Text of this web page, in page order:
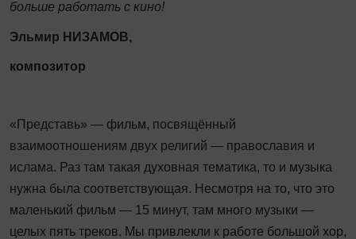
больше работать с кино!
Эльмир НИЗАМОВ,
композитор
«Представь» — фильм, посвящённый
взаимоотношениям двух религий — православия и
ислама. Раз там такая духовная тематика, то и музыка
нужна была соответствующая. Несмотря на то, что это
маленький фильм — 15 минут, там много музыки —
целых пять треков. Мы привлекли к работе большой хор,